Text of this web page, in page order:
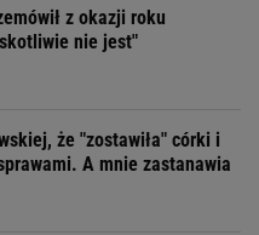
z okazji roku
nie jest"
że "zostawiła" córki i
A mnie zastanawia